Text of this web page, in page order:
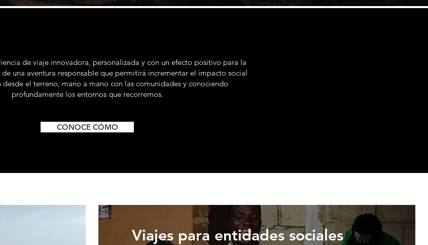
de viaje innovadora, personalizada y con un efecto positivo para la
una aventura responsable que permitirá incrementar el impacto social
desde el terreno, mano a mano con las comunidades y conociendo
profundamente los entornos que recorremos.
CONOCE CÓMO
Viajes para entidades sociales